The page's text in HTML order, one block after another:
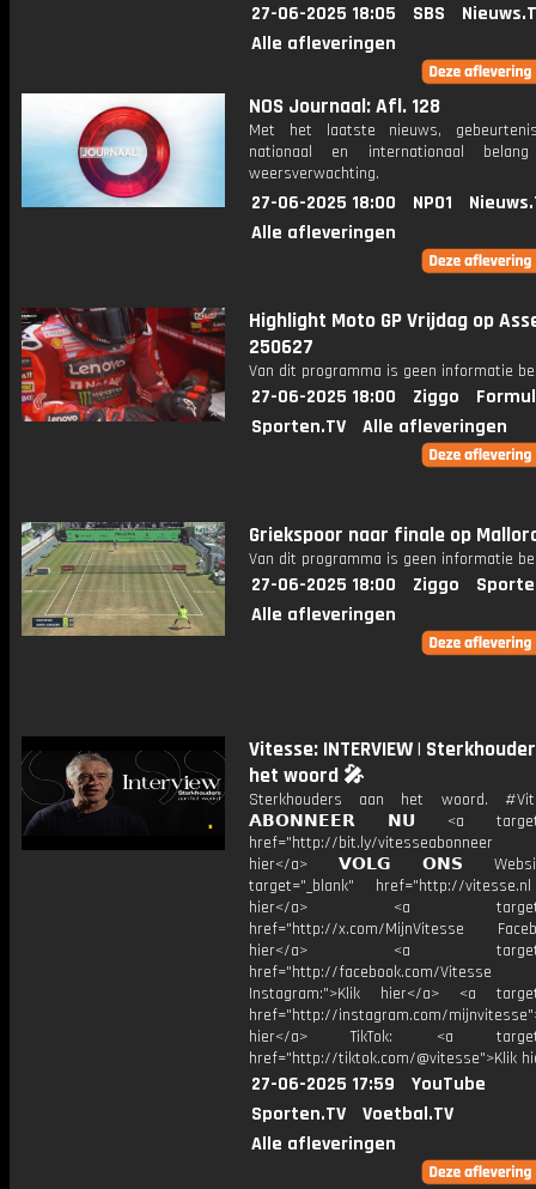
27-06-2025 18:05 SBS
Alle afleveringen
NOS Journaal: Afl. 128
Met het laatste nieuws,
nationaal en internationaal
weersverwachting.
27-06-2025 18:00 NPO1
Alle afleveringen
Highlight Moto GP Vrijdag op
250627
Van dit programma is geen informatie
27-06-2025 18:00 Ziggo
Sporten.TV
Alle afleveringen
Griekspoor naar finale op
Van dit programma is geen informatie
27-06-2025 18:00 Ziggo
Alle afleveringen
Vitesse: INTERVIEW |
het woord 🎤
Sterkhouders aan het woord.
𝗔𝗕𝗢𝗡𝗡𝗘𝗘𝗥 𝗡𝗨 <a
href="http://bit.ly/
hier</a> 𝗩𝗢𝗟𝗚 𝗢𝗡𝗦
target="_blank" href="http://
hier</a> <a
href="http://x.com/MijnVitesse
hier</a> <a
href="http://facebook.com/Vitesse
Instagram:">Klik hier</a> <a
href="http://instagram.com/
hier</a> TikTok: <a
href="http://tiktok.com/@vitesse">Klik
27-06-2025 17:59
YouTube
Sporten.TV
Voetbal.TV
Alle afleveringen